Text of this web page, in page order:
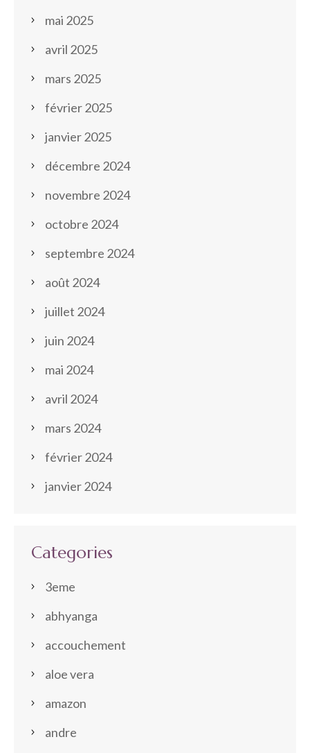
mai 2025
avril 2025
mars 2025
février 2025
janvier 2025
décembre 2024
novembre 2024
octobre 2024
septembre 2024
août 2024
juillet 2024
juin 2024
mai 2024
avril 2024
mars 2024
février 2024
janvier 2024
Categories
3eme
abhyanga
accouchement
aloe vera
amazon
andre